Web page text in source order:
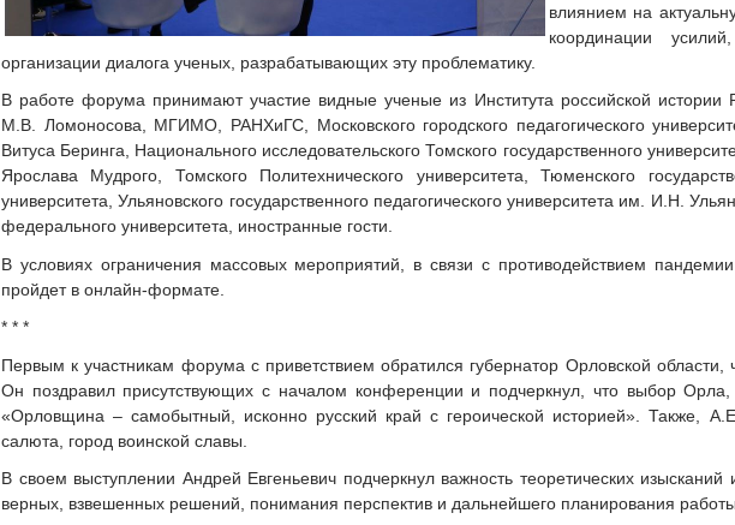
влиянием на
координации
организации диалога ученых, разрабатывающих эту проблематику.
В работе форума принимают участие видные ученые из Института российской истории
М.В. Ломоносова, МГИМО, РАНХиГС, Московского городского педагогического
Витуса Беринга, Национального исследовательского Томского государственного
Ярослава Мудрого, Томского Политехнического университета, Тюменского
университета, Ульяновского государственного педагогического университета им. И.Н.
федерального университета, иностранные гости.
В условиях ограничения массовых мероприятий, в связи с противодействием
пройдет в онлайн-формате.
* * *
Первым к участникам форума с приветствием обратился губернатор Орловской
Он поздравил присутствующих с началом конференции и подчеркнул, что выбор
«Орловщина – самобытный, исконно русский край с героической историей». Также,
салюта, город воинской славы.
В своем выступлении Андрей Евгеньевич подчеркнул важность теоретических
верных, взвешенных решений, понимания перспектив и дальнейшего планирования работы.